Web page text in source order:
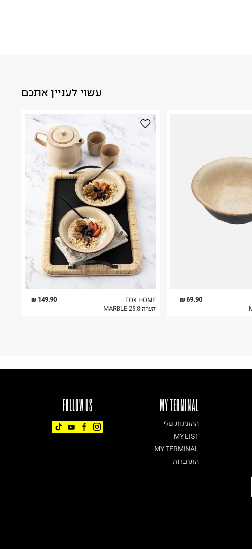
עשוי לעניין אתכם
149.90 ₪
FOX HOME
קערה 25.8 MARBLE
69.90 ₪
FOLLOW US MY TERMINAL
ההזמנות שלי
MY LIST
MY TERMINAL
התחברות